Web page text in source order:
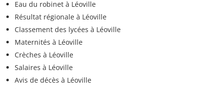
Eau du robinet à Léoville
Résultat régionale à Léoville
Classement des lycées à Léoville
Maternités à Léoville
Crèches à Léoville
Salaires à Léoville
Avis de décès à Léoville